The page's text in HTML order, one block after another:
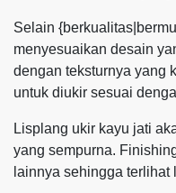
Selain
menyesuaikan desain
dengan teksturnya yang
untuk diukir sesuai
Lisplang ukir kayu jati
yang sempurna.
lainnya sehingga terlihat